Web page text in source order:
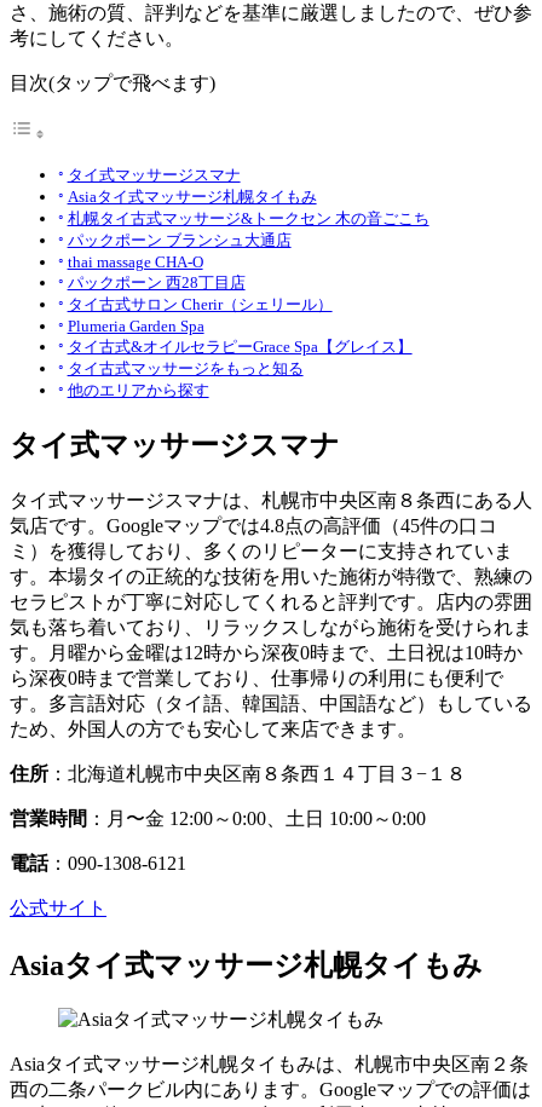
さ、施術の質、評判などを基準に厳選しましたので、ぜひ参
考にしてください。
目次(タップで飛べます)
タイ式マッサージスマナ
Asiaタイ式マッサージ札幌タイもみ
札幌タイ古式マッサージ&トークセン 木の音ごこち
パックポーン ブランシュ大通店
thai massage CHA-O
パックポーン 西28丁目店
タイ古式サロン Cherir（シェリール）
Plumeria Garden Spa
タイ古式&オイルセラピーGrace Spa【グレイス】
タイ古式マッサージをもっと知る
他のエリアから探す
タイ式マッサージスマナ
タイ式マッサージスマナは、札幌市中央区南８条西にある人
気店です。Googleマップでは4.8点の高評価（45件の口コ
ミ）を獲得しており、多くのリピーターに支持されていま
す。本場タイの正統的な技術を用いた施術が特徴で、熟練の
セラピストが丁寧に対応してくれると評判です。店内の雰囲
気も落ち着いており、リラックスしながら施術を受けられま
す。月曜から金曜は12時から深夜0時まで、土日祝は10時か
ら深夜0時まで営業しており、仕事帰りの利用にも便利で
す。多言語対応（タイ語、韓国語、中国語など）もしている
ため、外国人の方でも安心して来店できます。
住所 ：北海道札幌市中央区南８条西１４丁目３−１８
営業時間 ：月〜金 12:00～0:00、土日 10:00～0:00
電話：090-1308-6121
公式サイト
Asiaタイ式マッサージ札幌タイもみ
Asiaタイ式マッサージ札幌タイもみは、札幌市中央区南２条
西の二条パークビル内にあります。Googleマップでの評価は